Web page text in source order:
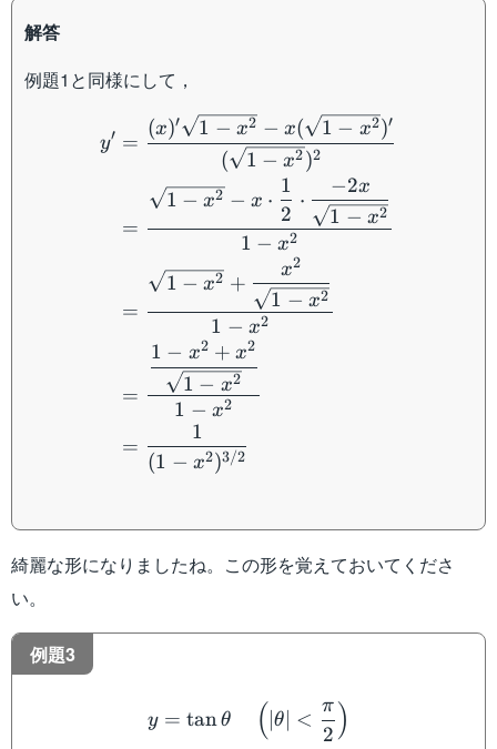
解答
例題1と同様にして，
\begin{aligned} y'&=
y′ =
( 1 − x2)2
(x)′ 1 − x2 − x( 1 − x2)′
=
1 − x2
1 − x2 − x ⋅
2
1
⋅
1 − x2
−2x
=
1 − x2
1 − x2 +
1 − x2
x2
=
1 − x2
1 − x2
1 − x2 + x2
=
(1 − x2)3/2
1
綺麗な形になりましたね。この形を覚えておいてくださ
い。
例題3
y=\tan \theta \quad
y = tanθ ( ∣θ <
2
π )